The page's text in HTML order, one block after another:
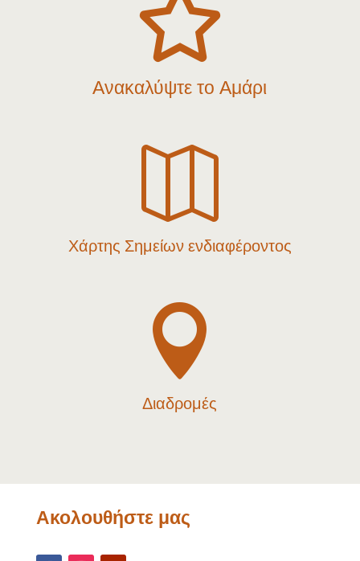

Ανακαλύψτε το Αμάρι

Χάρτης Σημείων ενδιαφέροντος

Διαδρομές
Ακολουθήστε μας